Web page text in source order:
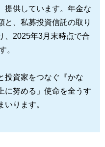
提供しています。年金な
と、私募投資信託の取り
、2025年3月末時点で合
。
投資家をつなぐ『かな
に努める」使命を全うす
ります。